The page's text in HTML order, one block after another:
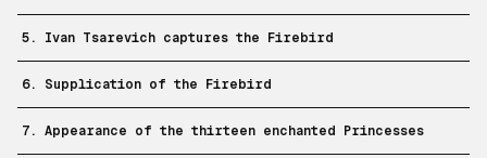
5. Ivan Tsarevich captures the Firebird
6. Supplication of the Firebird
7. Appearance of the thirteen enchanted Princesses